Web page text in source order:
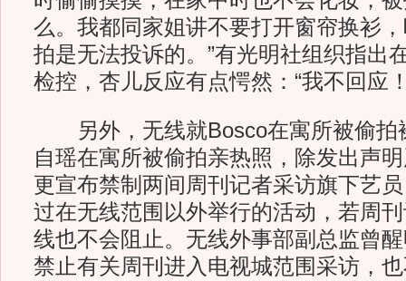
么。我都同家姐讲不要打开窗帘换衫
拍是无法投诉的。”有光明社组织指出
检控，杏儿反应有点愕然：“我不回应
另外，无线就Bosco在寓所被偷拍
自瑶在寓所被偷拍亲热照，除发出声
更宣布禁制两间周刊记者采访旗下艺
过在无线范围以外举行的活动，若周
线也不会阻止。无线外事部副总监曾
禁止有关周刊进入电视城范围采访，